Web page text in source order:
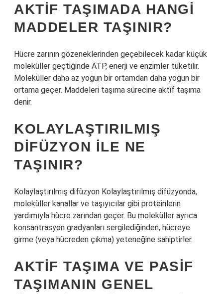
AKTIF TAŞIMADA HANGI
MADDELER TAŞINIR?
Hücre zarının gözeneklerinden geçebilecek kadar küçük
moleküller geçtiğinde ATP, enerji ve enzimler tüketilir.
Moleküller daha az yoğun bir ortamdan daha yoğun bir
ortama geçer. Maddeleri taşıma sürecine aktif taşıma
denir.
KOLAYLAŞTIRILMIŞ
DIFÜZYON ILE NE
TAŞINIR?
Kolaylaştırılmış difüzyon Kolaylaştırılmış difüzyonda,
moleküller kanallar ve taşıyıcılar gibi proteinlerin
yardımıyla hücre zarından geçer. Bu moleküller ayrıca
konsantrasyon gradyanları sergilediğinden, hücreye
girme (veya hücreden çıkma) yeteneğine sahiptirler.
AKTIF TAŞIMA VE PASIF
TAŞIMANIN GENEL